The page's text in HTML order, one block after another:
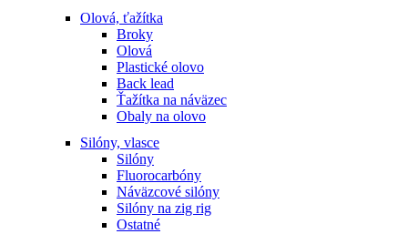
Olová, ťažítka
Broky
Olová
Plastické olovo
Back lead
Ťažítka na náväzec
Obaly na olovo
Silóny, vlasce
Silóny
Fluorocarbóny
Náväzcové silóny
Silóny na zig rig
Ostatné